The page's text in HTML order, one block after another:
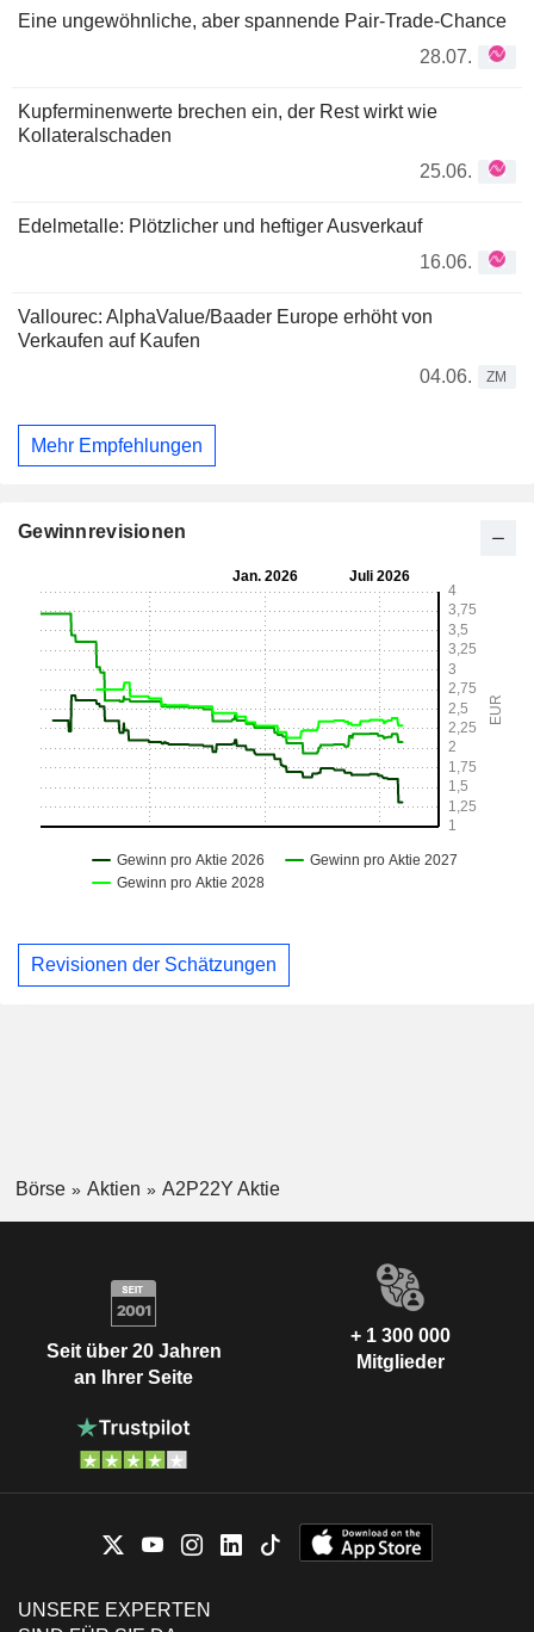
Eine ungewöhnliche, aber spannende Pair-Trade-Chance
28.07.
Kupferminenwerte brechen ein, der Rest wirkt wie
Kollateralschaden
25.06.
Edelmetalle: Plötzlicher und heftiger Ausverkauf
16.06.
Vallourec: AlphaValue/Baader Europe erhöht von
Verkaufen auf Kaufen
04.06.
ZM
Mehr Empfehlungen
Gewinnrevisionen
Revisionen der Schätzungen
Börse Aktien A2P22Y Aktie
Seit über 20 Jahren
an Ihrer Seite
+ 1 300 000
Mitglieder
UNSERE EXPERTEN